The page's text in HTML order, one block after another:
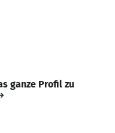
ganze Profil zu